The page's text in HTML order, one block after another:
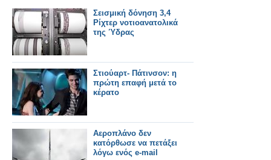
Σεισμική δόνηση 3,4
Ρίχτερ νοτιοανατολικά
της Ύδρας
Στιούαρτ- Πάτινσον: η
πρώτη επαφή μετά το
κέρατο
Aεροπλάνο δεν
κατόρθωσε να πετάξει
λόγω ενός e-mail